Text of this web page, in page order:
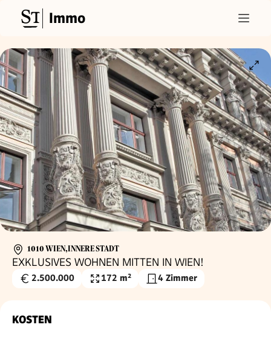
Immo
1010 WIEN,INNERE STADT
EXKLUSIVES WOHNEN MITTEN IN WIEN!
Kaufpreis
2.500.000
Wohnfläche
172 m² 4 Zimmer
KOSTEN